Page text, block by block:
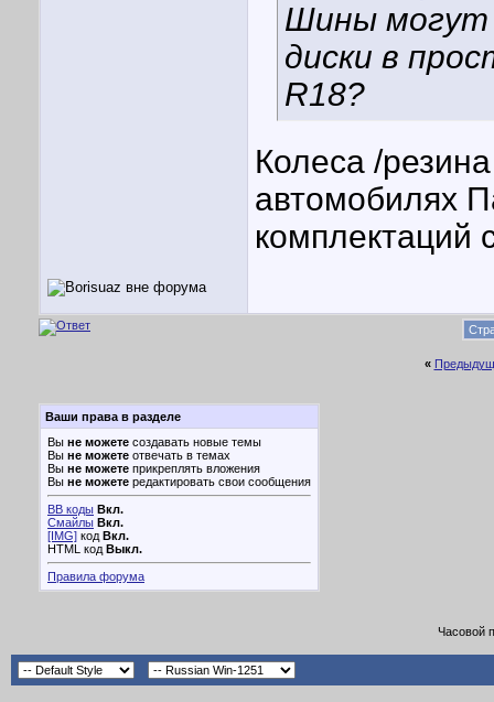
Шины могут
диски в
R18?
Колеса /
автомобилях
комплектаций
«
Ваши права в разделе
Вы не можете создавать новые темы
Вы не можете отвечать в темах
Вы не можете прикреплять вложения
Вы не можете редактировать свои сообщения
BB коды Вкл.
Смайлы Вкл.
[IMG] код Вкл.
HTML код Выкл.
Правила форума
Часовой